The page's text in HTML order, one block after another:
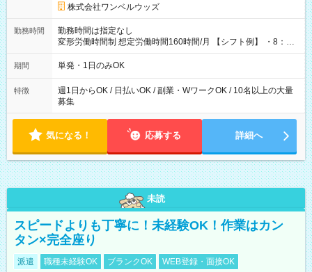
株式会社ワンベルウッズ
勤務時間
勤務時間は指定なし
変形労働時間制 想定労働時間160時間/月 【シフト例】 ・8：00
～21：00
期間 単発・1日のみOK
特徴
週1日からOK / 日払いOK / 副業・WワークOK / 10名以上の大量
募集
気になる！ 応募する 詳細へ
未読
スピードよりも丁寧に！未経験OK！作業はカン
タン×完全座り
派遣 職種未経験OK ブランクOK WEB登録・面接OK